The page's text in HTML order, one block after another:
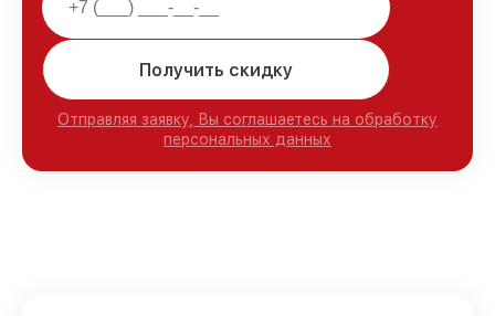
Получить скидку
Отправляя заявку, Вы соглашаетесь на обработку
персональных данных